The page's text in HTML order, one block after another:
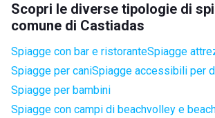
Scopri le diverse tipologie di
comune di Castiadas
Spiagge con bar e ristoranteSpiagge
Spiagge per caniSpiagge accessibili per
Spiagge per bambini
Spiagge con campi di beachvolley e